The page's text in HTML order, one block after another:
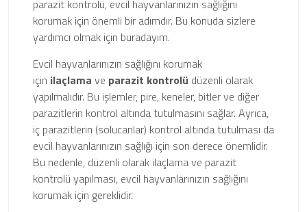
parazit kontrolü, evcil hayvanlarınızın sağlığını
korumak için önemli bir adımdır. Bu konuda sizlere
yardımcı olmak için buradayım.
Evcil hayvanlarınızın sağlığını korumak
için ilaçlama ve parazit kontrolü düzenli olarak
yapılmalıdır. Bu işlemler, pire, keneler, bitler ve diğer
parazitlerin kontrol altında tutulmasını sağlar. Ayrıca,
iç parazitlerin (solucanlar) kontrol altında tutulması da
evcil hayvanlarınızın sağlığı için son derece önemlidir.
Bu nedenle, düzenli olarak ilaçlama ve parazit
kontrolü yapılması, evcil hayvanlarınızın sağlığını
korumak için gereklidir.